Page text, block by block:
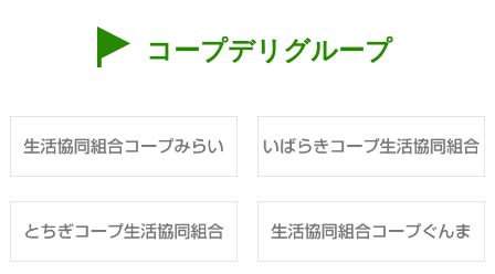
コープデリグループ